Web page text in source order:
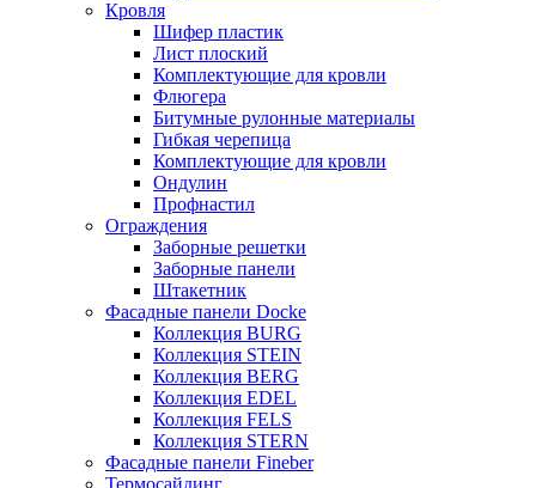
Кровля
Шифер пластик
Лист плоский
Комплектующие для кровли
Флюгера
Битумные рулонные материалы
Гибкая черепица
Комплектующие для кровли
Ондулин
Профнастил
Ограждения
Заборные решетки
Заборные панели
Штакетник
Фасадные панели Docke
Коллекция BURG
Коллекция STEIN
Коллекция BERG
Коллекция EDEL
Коллекция FELS
Коллекция STERN
Фасадные панели Fineber